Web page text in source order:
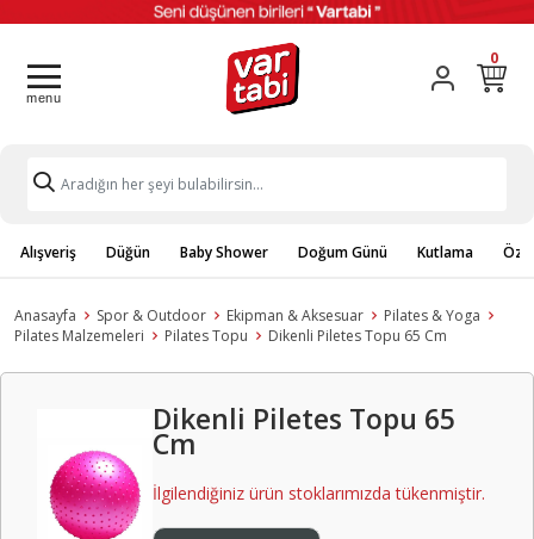
0
Alışveriş Düğün Baby Shower Doğum Günü Kutlama
Anasayfa Spor & Outdoor Ekipman & Aksesuar
Pilates & Yoga
Pilates Malzemeleri
Pilates Topu Dikenli Piletes Topu 65 Cm
Dikenli Piletes Topu 65
Cm
İlgilendiğiniz ürün stoklarımızda tükenmiştir.